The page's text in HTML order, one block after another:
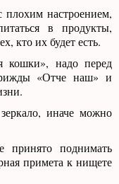
плохим настроением,
в продукты,
кто их будет есть.
кошки», надо перед
«Отче наш» и
иначе можно
поднимать
примета к нищете